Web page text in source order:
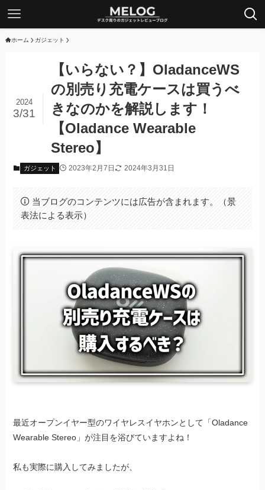
ホーム ガジェット
【いらない？】OladanceWS
の別売り充電ケースは買うべ
きなのかを解説します！
【Oladance Wearable
Stereo】
2024
3/31
ガジェット 2023年2月7日 2024年3月31日
当ブログのコンテンツには広告が含まれます。（景
表法による表示）
最近オープンイヤー型のワイヤレスイヤホンとして「Oladance
Wearable Stereo」が注目を浴びていますよね！
私も実際に購入してみましたが、